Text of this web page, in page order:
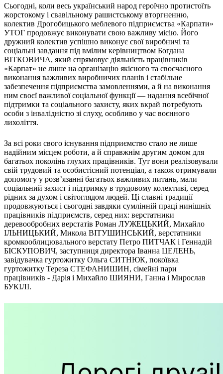
Сьогодні, коли весь український народ героїчно протистоїть
жорстокому і свавільному рашистському вторгненню,
колектив Дрогобицького меблевого підприємства «Карпати»
УТОГ продовжує виконувати свою важливу місію. Його
дружний колектив успішно виконує свої виробничі та
соціальні завдання під вмілим керівництвом Богдана
ВІТКОВИЧА, який спрямовує діяльність працівників
«Карпат» не лише на організацію якісного та своєчасного
виконання важливих виробничих планів і стабільне
забезпечення підприємства замовленнями, а й на виконання
ним своєї важливої соціальної функції — надання всебічної
підтримки та соціального захисту, яких вкрай потребують
особи з інвалідністю зі слуху, особливо у час воєнного
лихоліття.
За всі роки свого існування підприємство стало не лише
надійним місцем роботи, а й справжнім другим домом для
багатьох поколінь глухих працівників. Тут вони реалізовували
свій трудовий та особистісний потенціал, а також отримували
допомогу у розв’язанні багатьох важливих питань, мали
соціальний захист і підтримку в трудовому колективі, серед
рідних за духом і світоглядом людей. Ці славні традиції
продовжуються і сьогодні завдяки сумлінній праці нинішніх
працівників підприємств, серед них: верстатники
деревообробних верстатів Роман ЛУЖЕЦЬКИЙ, Михайло
ІЛЬНИЦЬКИЙ, Микола ВІТУШИНСЬКИЙ, верстатники
кромкооблицювального верстату Петро ПИТЧАК і Геннадій
БІСКУПОВИЧ, заступниця директора Іванна ЦЕЛЕНЬ,
завідувачка гуртожитку Ольга СИТНЮК, покоївка
гуртожитку Тереза СТЕФАНИШИН, сімейні пари
працівників - Дарія і Михайло ШИЯНИ, Ганна і Мирослав
БУКІЛІ.